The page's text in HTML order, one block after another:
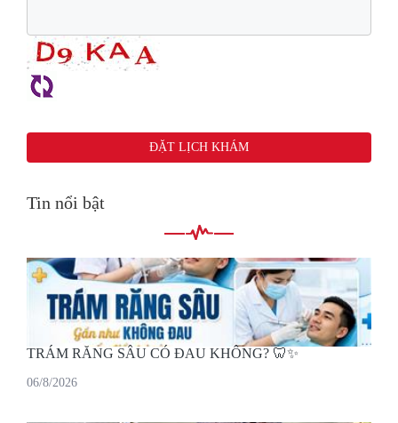
Tin nổi bật
TRÁM RĂNG SÂU CÓ ĐAU KHÔNG? 🦷✨
06/8/2026